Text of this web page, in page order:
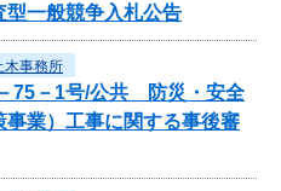
型一般競争入札公告
木事務所
75－1号/公共 防災・安全
業）工事に関する事後審